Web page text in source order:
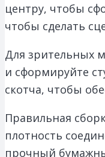
центру, чтобы
чтобы сделать
Для зрительных
и сформируйте
скотча, чтобы
Правильная
плотность
прочный